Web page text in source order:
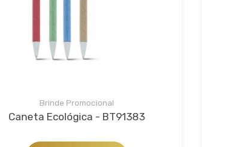
Brinde Promocional
Caneta Ecológica - BT91383